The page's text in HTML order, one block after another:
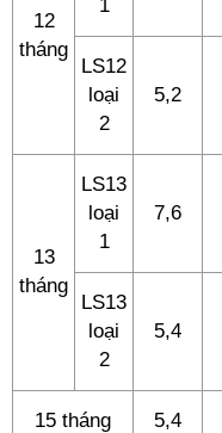
12
tháng
1
LS12
loại
2
5,2
13
tháng
LS13
loại
1
7,6
LS13
loại
2
5,4
15 tháng 5,4